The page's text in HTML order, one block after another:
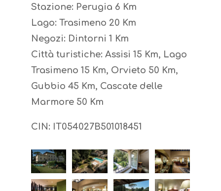
Stazione: Perugia 6 Km
Lago: Trasimeno 20 Km
Negozi: Dintorni 1 Km
Città turistiche: Assisi 15 Km, Lago
Trasimeno 15 Km, Orvieto 50 Km,
Gubbio 45 Km, Cascate delle
Marmore 50 Km
CIN: IT054027B501018451